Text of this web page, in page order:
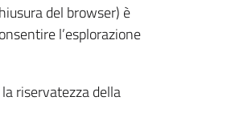
del browser) è
l’esplorazione
riservatezza della